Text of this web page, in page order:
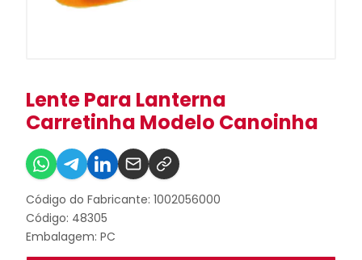
Lente Para Lanterna
Carretinha Modelo Canoinha
Código do Fabricante: 1002056000
Código: 48305
Embalagem: PC